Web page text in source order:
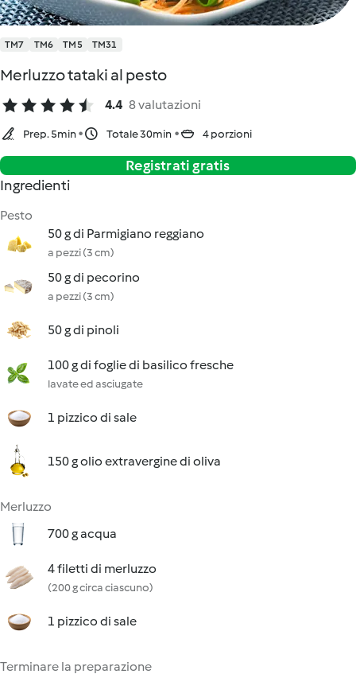
TM7 TM6 TM5 TM31
Merluzzo tataki al pesto
4.4 8 valutazioni
Prep. 5min Totale 30min 4 porzioni
Registrati gratis
Ingredienti
Pesto
50 g di Parmigiano reggiano
a pezzi (3 cm)
50 g di pecorino
a pezzi (3 cm)
50 g di pinoli
100 g di foglie di basilico fresche
lavate ed asciugate
1 pizzico di sale
150 g olio extravergine di oliva
Merluzzo
700 g acqua
4 filetti di merluzzo
(200 g circa ciascuno)
1 pizzico di sale
Terminare la preparazione